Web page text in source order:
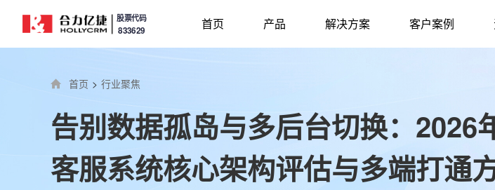
股票代码
833629 首页 产品 解决方案 客户案例
首页 > 行业聚焦
告别数据孤岛与多后台切换：2026
客服系统核心架构评估与多端打通